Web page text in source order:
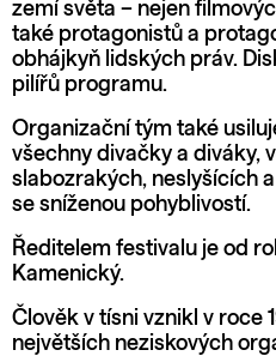
zemí světa – nejen
také protagonistů a
obhájkyň lidských práv.
pilířů programu.
Organizační tým také
všechny divačky a diváky,
slabozrakých, neslyšících
se sníženou pohyblivostí.
Ředitelem festivalu je od
Kamenický.
Člověk v tísni vznikl v roce
největších neziskových